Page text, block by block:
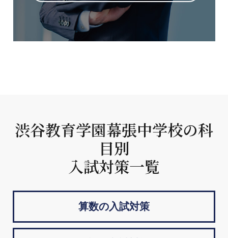
渋谷教育学園幕張中学校の科
目別
入試対策一覧
算数の入試対策